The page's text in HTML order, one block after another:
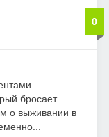
0
бросает
о выживании в